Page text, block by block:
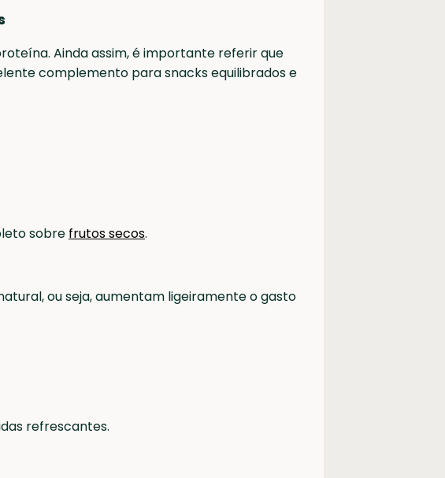
Ainda assim, é importante referir que
complemento para snacks equilibrados e
sobre frutos secos.
ou seja, aumentam ligeiramente o gasto
refrescantes.